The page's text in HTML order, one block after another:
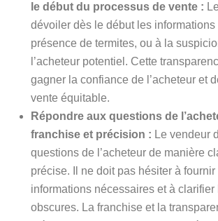
le début du processus de vente :
dévoiler dès le début les
présence de termites, ou à la
l’acheteur potentiel. Cette
gagner la confiance de l’acheteur et
vente équitable.
Répondre aux questions de
franchise et précision : Le vendeur
questions de l’acheteur de manière
précise. Il ne doit pas hésiter à
informations nécessaires et à clarifier
obscures. La franchise et la